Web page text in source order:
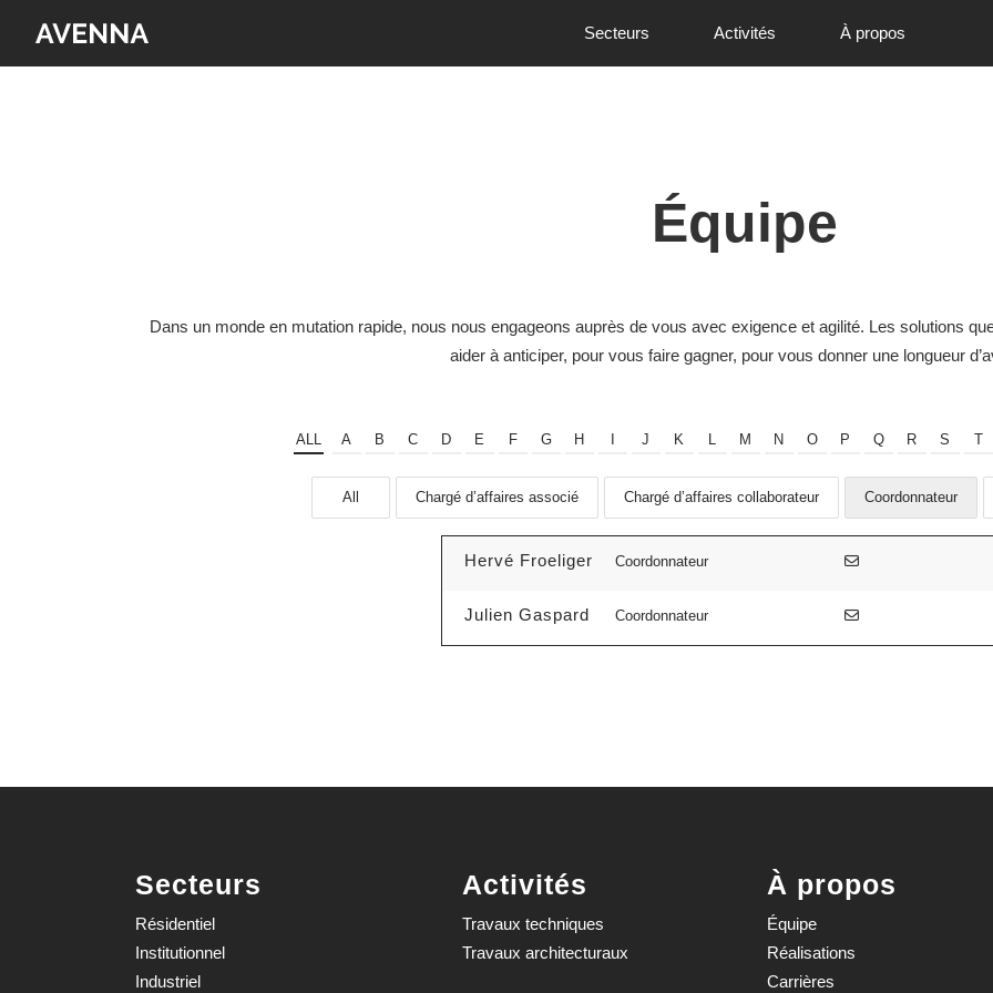
Secteurs Activités À propos
Équipe
Dans un monde en mutation rapide, nous nous engageons auprès de vous avec exigence et agilité. Les solutions
aider à anticiper, pour vous faire gagner, pour vous donner une longueur
ALL A B C D E F G H J K L M N O P Q R S T
All Chargé d’affaires associé Chargé d’affaires collaborateur Coordonnateur
Hervé Froeliger Coordonnateur
Julien Gaspard Coordonnateur
Secteurs
Résidentiel
Institutionnel
Industriel
Activités
Travaux techniques
Travaux architecturaux
À propos
Équipe
Réalisations
Carrières